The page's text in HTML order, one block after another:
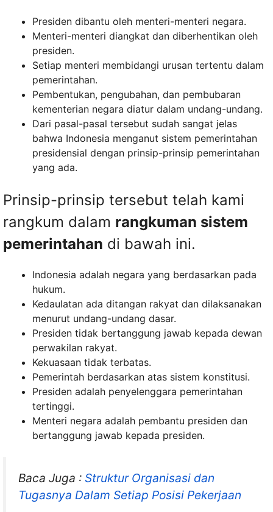
Presiden dibantu oleh menteri-menteri negara.
Menteri-menteri diangkat dan diberhentikan oleh
presiden.
Setiap menteri membidangi urusan tertentu dalam
pemerintahan.
Pembentukan, pengubahan, dan pembubaran
kementerian negara diatur dalam undang-undang.
Dari pasal-pasal tersebut sudah sangat jelas
bahwa Indonesia menganut sistem pemerintahan
presidensial dengan prinsip-prinsip pemerintahan
yang ada.
Prinsip-prinsip tersebut telah kami
rangkum dalam rangkuman sistem
pemerintahan di bawah ini.
Indonesia adalah negara yang berdasarkan pada
hukum.
Kedaulatan ada ditangan rakyat dan dilaksanakan
menurut undang-undang dasar.
Presiden tidak bertanggung jawab kepada dewan
perwakilan rakyat.
Kekuasaan tidak terbatas.
Pemerintah berdasarkan atas sistem konstitusi.
Presiden adalah penyelenggara pemerintahan
tertinggi.
Menteri negara adalah pembantu presiden dan
bertanggung jawab kepada presiden.
Baca Juga : Struktur Organisasi dan
Tugasnya Dalam Setiap Posisi Pekerjaan